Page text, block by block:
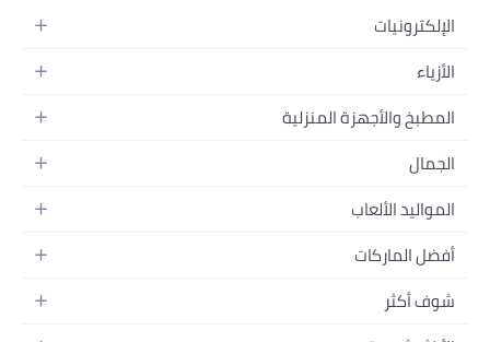
الإلكترونيات
الهواتف المتحركة
أجهزة الكمبيوتر المحمولة
أجهزة الكمبيوتر المكتبية
سماعات الرأس
الكاميرات والصور وتسجيل الفيديو
التلفزيونات
الأزياء
أزياء نسائية
أزياء الأطفال
العطور
المجوهرات
النظارات
المطبخ والأجهزة المنزلية
الأجهزة الكبيرة
أثاث غرفة النوم
التخزين
الأثاث
الجمال
العطور
العناية بالشعر
العناية الشخصية
المواليد الألعاب
الرضاعة والتغذية
تنقل الأطفال
أفضل الماركات
أبل
شوف أكثر